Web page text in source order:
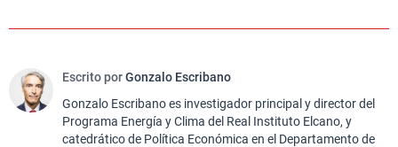
Escrito porGonzalo Escribano
Gonzalo Escribano es investigador principal y director del
Programa Energía y Clima del Real Instituto Elcano, y
catedrático de Política Económica en el Departamento de